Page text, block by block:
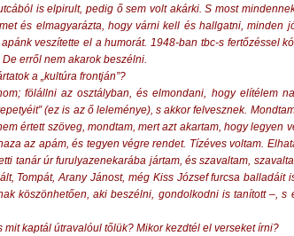
is elpirult, pedig ő sem volt akárki. S most
és elmagyarázta, hogy várni kell és hallgatni, minden
veszítette el a humorát. 1948-ban tbc-s fertőzéssel
erről nem akarok beszélni.
a „kultúra frontján”?
fölállni az osztályban, és elmondani, hogy elítélem
(ez is az ő leleménye), s akkor felvesznek.
értett szöveg, mondtam, mert azt akartam, hogy legyen
az apám, és tegyen végre rendet. Tízéves voltam.
tanár úr furulyazenekarába jártam, és szavaltam,
Tompát, Arany Jánost, még Kiss József furcsa balladáit
köszönhetően, aki beszélni, gondolkodni is tanított –, s
kaptál útravalóul tőlük? Mikor kezdtél el verseket írni?